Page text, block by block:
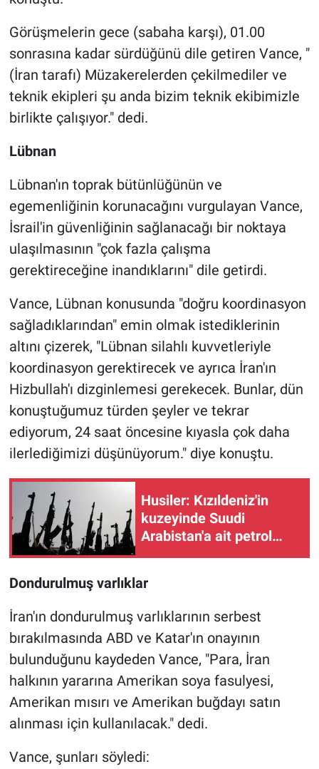
Görüşmelerin gece (sabaha karşı), 01.00
sonrasına kadar sürdüğünü dile getiren Vance, "
(İran tarafı) Müzakerelerden çekilmediler ve
teknik ekipleri şu anda bizim teknik ekibimizle
birlikte çalışıyor." dedi.
Lübnan
Lübnan'ın toprak bütünlüğünün ve
egemenliğinin korunacağını vurgulayan Vance,
İsrail'in güvenliğinin sağlanacağı bir noktaya
ulaşılmasının "çok fazla çalışma
gerektireceğine inandıklarını" dile getirdi.
Vance, Lübnan konusunda "doğru koordinasyon
sağladıklarından" emin olmak istediklerinin
altını çizerek, "Lübnan silahlı kuvvetleriyle
koordinasyon gerektirecek ve ayrıca İran'ın
Hizbullah'ı dizginlemesi gerekecek. Bunlar, dün
konuştuğumuz türden şeyler ve tekrar
ediyorum, 24 saat öncesine kıyasla çok daha
ilerlediğimizi düşünüyorum." diye konuştu.
Husiler: Kızıldeniz'in
kuzeyinde Suudi
Arabistan'a ait petrol
gemisini çok sayıda
aldık
Dondurulmuş varlıklar
İran'ın dondurulmuş varlıklarının serbest
bırakılmasında ABD ve Katar'ın onayının
bulunduğunu kaydeden Vance, "Para, İran
halkının yararına Amerikan soya fasulyesi,
Amerikan mısırı ve Amerikan buğdayı satın
alınması için kullanılacak." dedi.
Vance, şunları söyledi: